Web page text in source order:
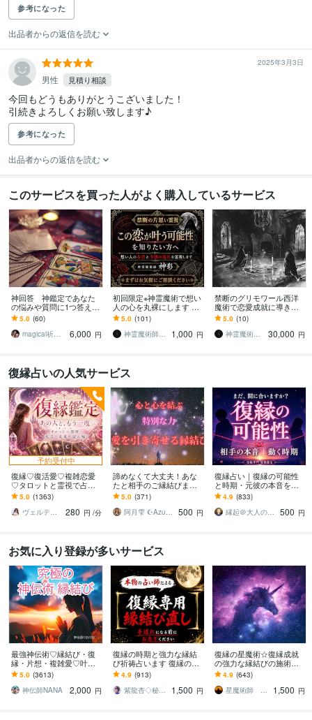
参考になった
出品者からの返信を読む
2025年3月3日
男性 見積り相談
今回もどうもありがとうこざいました！
引続きよろしくお願い致します♪
参考になった
出品者からの返信を読む
このサービスを買った人がよく購入しているサービス
神回答 神鑑定であなた
の悩みや質問に1つ答えま
す どんな質問や悩みも神
に取り次ぎお答えします
のでお任せください
5.0 (60)
magical祈祷師⭐︎萬屋 XYZ
6,000 円
初回限定※神霊魔術で想い
人の心を丸裸にします 禁
断のグリモワール魔導書
による導きで恋愛成就へ
5.0 (101)
神霊魔術師 神影
1,000 円
禁断のグリモワール西洋
魔術で恋愛成就に導きま
す 【愛を掴む禁断の秘
術】であなたの恋を叶え
る。
5.0 (10)
神霊魔術師 神影
30,000 円
復縁占いの人気サービス
予約受付中
復縁♡復活愛♡複雑恋愛
♡タロットと霊視で占い
ます お相手の深層心理を
読み解き、望む未来への
最短ルートを導きます
5.0 (1363)
ヴェルティーナ
280 円 /分
諦めなくて大丈夫！あな
たと相手のご縁結びます
今悩んでいるあなたへ。
彼と結ばれたいあなたに
必見！
5.0 (371)
阿月雫 ☪︎Azuki☪︎
500 円
復縁占い｜復縁の可能性
と時期・元彼の本音を視
ます 音信不通・ブロック
中でも、本音とご縁を視
て復縁成就へ導きます
4.9 (833)
縁起＠大人の恋愛占い師
500 円
お気に入り登録が多いサービス
最強神伝術♡縁結び・復
縁・片想・複雑愛♡叶え
ます 片想い・復縁・結
婚・金運等、様々なご縁
を結び幸せへと導きます
5.0 (3613)
神伝師NANA
2,000 円
復縁の時期と強力な縁結
び祈祷占います 復縁の時
期を霊視し、早めるアド
バイス、強力な縁結び祈
祷。
4.9 (913)
紫龍杏◇秘伝の縁結び祈祷師
1,500 円
復縁の星魔術☆復縁成就
の強力な縁結びの施術を
します 【依頼500件以
上】守護星が復縁を成就
させます。
4.9 (643)
星魔術師 希空（ノア）
1,500 円